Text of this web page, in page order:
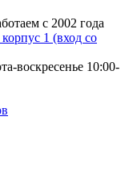
с 2002 года
1 (вход со
воскресенье 10:00-